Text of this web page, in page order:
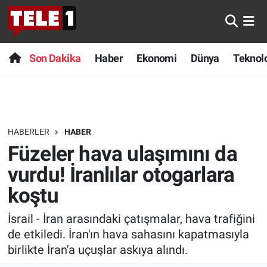
Son Dakika Haber Ekonomi Dünya
HABERLER HABER
Füzeler hava ulaşımını da
vurdu! İranlılar otogarlara
koştu
İsrail - İran arasındaki çatışmalar, hava trafiğini
de etkiledi. İran'ın hava sahasını kapatmasıyla
birlikte İran'a uçuşlar askıya alındı.
Anında Manşet
Başka Sohbetler
Bilim turu
Bilim ve Teknoloji Evreni
Doğa Konuşuyor
Dünya
Ege Saati
Son Dakika
Haber
Dünya
Teknoloji
Sağlık
Spor
Yayın Akışı
Nöbetçi Eczaneler
Hava Durumu
Trafik Durumu
Süper Lig Puan Durumu ve Fikstür
Tüm Manşetler
Son Dakika Haberleri
Haber Arşivi